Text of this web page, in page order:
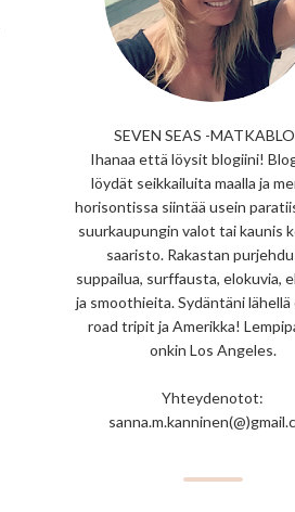
SEVEN SEAS -
Ihanaa että löysit blogiini!
löydät seikkailuita maalla ja
horisontissa siintää usein
suurkaupungin valot tai kaunis
saaristo. Rakastan
suppailua, surffausta, elokuvia,
ja smoothieita. Sydäntäni lähellä
road tripit ja Amerikka!
onkin Los Angeles.
Yhteydenotot: